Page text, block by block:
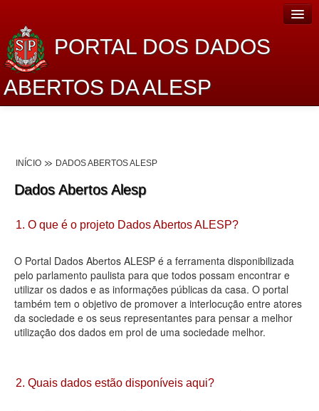
PORTAL DOS DADOS
ABERTOS DA ALESP
Lei de Acesso à Informação
Dados Governamentais Abertos
Planejamento
Catálogo de dados
Processo Legislativo
Deputados Estaduais
INÍCIO DADOS ABERTOS ALESP
Dados Abertos Alesp
1. O que é o projeto Dados Abertos ALESP?
O Portal Dados Abertos ALESP é a ferramenta disponibilizada
pelo parlamento paulista para que todos possam encontrar e
utilizar os dados e as informações públicas da casa. O portal
também tem o objetivo de promover a interlocução entre atores
da sociedade e os seus representantes para pensar a melhor
utilização dos dados em prol de uma sociedade melhor.
2. Quais dados estão disponíveis aqui?